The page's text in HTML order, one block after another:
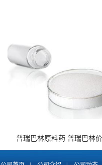
普瑞巴林原料药 普瑞巴林
148553-50-8 全国包邮